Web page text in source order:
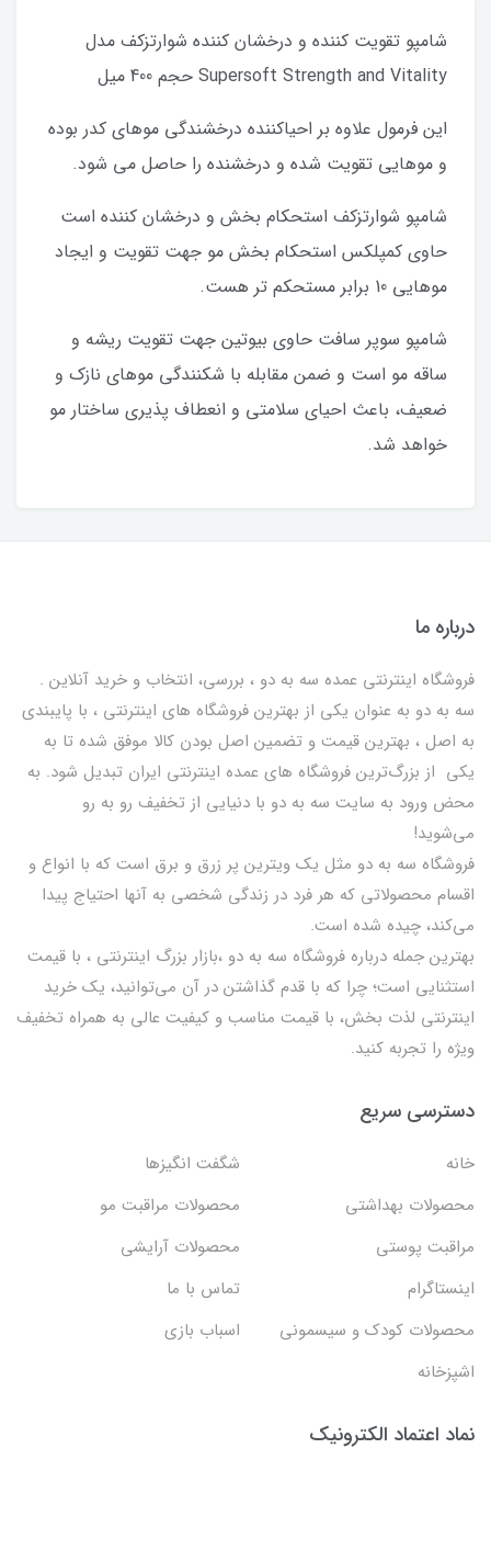
شامپو تقویت کننده و درخشان کننده شوارتزکف مدل
Supersoft Strength and Vitality حجم 400 میل
این فرمول علاوه بر احیاکننده درخشندگی موهای کدر بوده
و موهایی تقویت شده و درخشنده را حاصل می شود.
شامپو شوارتزکف استحکام بخش و درخشان کننده است
حاوی کمپلکس استحکام بخش مو جهت تقویت و ایجاد
موهایی 10 برابر مستحکم تر هست.
شامپو سوپر سافت حاوی بیوتین جهت تقویت ریشه و
ساقه مو است و ضمن مقابله با شکنندگی موهای نازک و
ضعیف، باعث احیای سلامتی و انعطاف پذیری ساختار مو
خواهد شد.
درباره ما
فروشگاه اینترنتی عمده سه به دو ، بررسی، انتخاب و خرید آنلاین .
سه به دو به عنوان یکی از بهترين فروشگاه های اینترنتی ، با پایبندی
به اصل ، بهترين قيمت و تضمین اصل‌ بودن کالا موفق شده تا به
يكي از بزرگ‌ترين فروشگاه هاي عمده اینترنتی ایران تبدیل شود. به
محض ورود به سایت سه به دو با دنیایی از تخفيف رو به رو
می‌شوید!
فروشگاه سه به دو مثل یک ویترین پر زرق و برق است که با انواع و
اقسام محصولاتی که هر فرد در زندگی شخصی به آنها احتیاج پیدا
می‌کند، چیده شده است.
بهترين جمله درباره فروشگاه سه به دو ،بازار بزرگ اینترنتی ، با قيمت
استثنايي است؛ چرا که با قدم گذاشتن در آن می‌توانید، یک خرید
اینترنتی لذت بخش، با قیمت مناسب و کیفیت عالی به همراه تخفیف
ویژه را تجربه کنید.
دسترسی سریع
خانه
شگفت انگيزها
محصولات بهداشتي
محصولات مراقبت مو
مراقبت پوستی
محصولات آرایشی
اینستاگرام
تماس با ما
محصولات کودک و سیسمونی
اسباب بازی
اشپزخانه
نماد اعتماد الکترونیک